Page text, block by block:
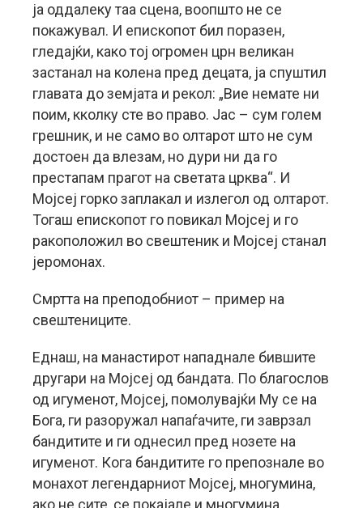
ја оддалеку таа сцена, воопшто не се
покажувал. И епископот бил поразен,
гледајќи, како тој огромен црн великан
застанал на колена пред децата, ја спуштил
главата до земјата и рекол: „Вие немате ни
поим, кколку сте во право. Јас – сум голем
грешник, и не само во олтарот што не сум
достоен да влезам, но дури ни да го
престапам прагот на светата црква“. И
Мојсеј горко заплакал и излегол од олтарот.
Тогаш епископот го повикал Мојсеј и го
ракоположил во свештеник и Мојсеј станал
јеромонах.
Смртта на преподобниот – пример на
свештениците.
Еднаш, на манастирот нападнале бившите
другари на Мојсеј од бандата. По благослов
од игуменот, Мојсеј, помолувајќи Му се на
Бога, ги разоружал напаѓачите, ги заврзал
бандитите и ги однесил пред нозете на
игуменот. Кога бандитите го препознале во
монахот легендарниот Мојсеј, многумина,
ако не сите, се покајале и многумина